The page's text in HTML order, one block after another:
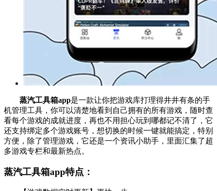
蒸汽工具箱app是一款让你把游戏库打理得井井有条的手
机管理工具，你可以清楚地看到自己拥有的所有游戏，随时查
看每个游戏的成就进度，再也不用担心玩到哪都记不清了，它
还支持绑定多个游戏账号，想切换的时候一键就能搞定，特别
方便，除了管理游戏，它还是一个资讯小助手，里面汇集了超
多游戏专栏和最新热点。
蒸汽工具箱app特点：